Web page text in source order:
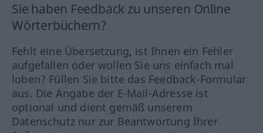
Sie haben Feedback zu unseren Online
Wörterbüchern?
Fehlt eine Übersetzung, ist Ihnen ein Fehler
aufgefallen oder wollen Sie uns einfach mal
loben? Füllen Sie bitte das Feedback-Formular
aus. Die Angabe der E-Mail-Adresse ist
optional und dient gemäß unserem
Datenschutz nur zur Beantwortung Ihrer